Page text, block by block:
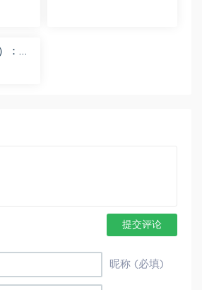
：
提交评论
昵称 (必填)